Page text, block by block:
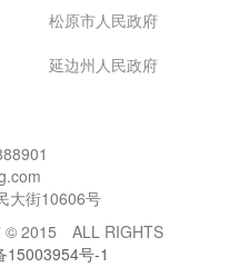
松原市人民政府
延边州人民政府
大街10606号
© 2015 ALL RIGHTS
15003954号-1